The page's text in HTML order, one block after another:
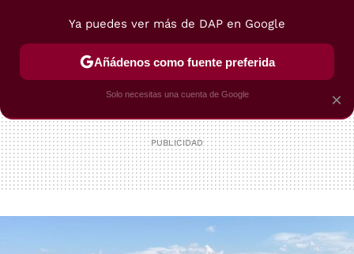
POSTRES VIAJES SELECCIÓN VEGUI
×
Ya puedes ver más de DAP en Google
Añádenos como fuente preferida
Solo necesitas una cuenta de Google